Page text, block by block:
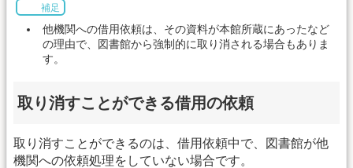
補足
他機関への借用依頼は、その資料が本館所蔵にあったなど
の理由で、図書館から強制的に取り消される場合もありま
す。
取り消すことができる借用の依頼
取り消すことができるのは、借用依頼中で、図書館が他
機関への依頼処理をしていない場合です。